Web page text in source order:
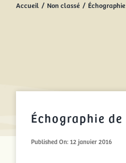
Accueil Non classé
Échographie de
Published On: 12 janvier 2016